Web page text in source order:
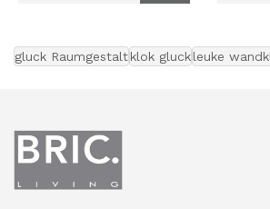
gluck Raumgestaltklok gluckleuke